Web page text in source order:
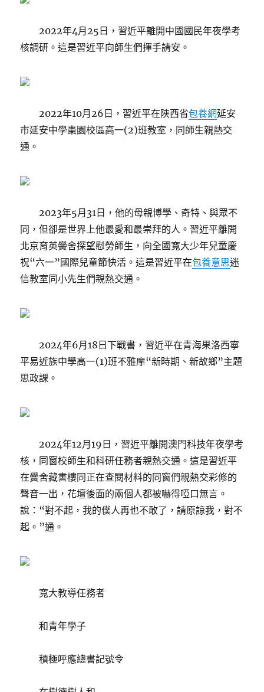
2022年4月25日，習近平離開中國國民年夜學考
核調研。這是習近平向師生們揮手請安。
2022年10月26日，習近平在陜西省包養網延安
市延安中學棗園校區高一(2)班教室，同師生親熱交
通。
2023年5月31日，他的母親博學、奇特、與眾不
同，但卻是世界上他最愛和最崇拜的人。習近平離開
北京育英黌舍探望慰勞師生，向全國寬大少年兒童慶
祝“六一”國際兒童節快活。這是習近平在包養意思迷
信教室同小先生們親熱交通。
2024年6月18日下戰書，習近平在青海果洛西寧
平易近族中學高一(1)班不雅摩“新時期、新故鄉”主題
思政課。
2024年12月19日，習近平離開澳門科技年夜學考
核，同窗校師生和科研任務者親熱交通。這是習近平
在黌舍藏書樓同正在查閱材料的同窗們親熱交彩修的
聲音一出，花壇後面的兩個人都被嚇得啞口無言。
說：“對不起，我的僕人再也不敢了，請原諒我，對不
起。”通。
寬大教導任務者
和青年學子
積極呼應總書記號令